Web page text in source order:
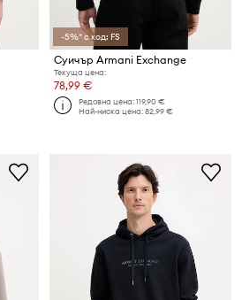
-5%* с код: FS
Суичър Armani Exchange
Текуща цена:
78,99 €
Редовна цена:119,90 €
Най-ниска цена:82,99 €